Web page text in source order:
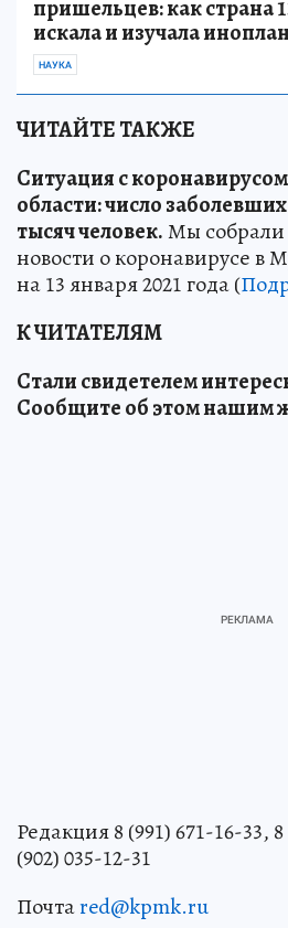
пришельцев: как страна
искала и изучала
НАУКА
ЧИТАЙТЕ ТАКЖЕ
Ситуация с
области: число
тысяч человек.Мы собрали
новости о коронавирусе в
на 13 января 2021 года (
К ЧИТАТЕЛЯМ
Стали свидетелем
Сообщите об этом нашим
Редакция 8 (991) 671-16-33,
(902) 035-12-31
Почтаred@kpmk.ru